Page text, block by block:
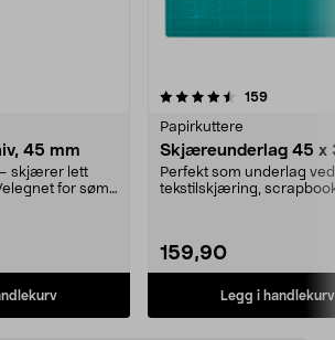
45 mm
skjærer lett
for søm
159
Papirkuttere
Skjæreunderlag 45 x
Perfekt som underlag
tekstilskjæring,
159,90
Legg i handlekurv
4.5 av 5 stjerner